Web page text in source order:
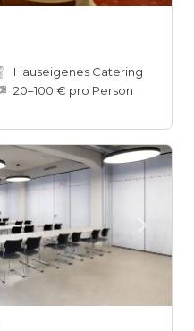
Hauseigenes Catering
20–100 € pro Person